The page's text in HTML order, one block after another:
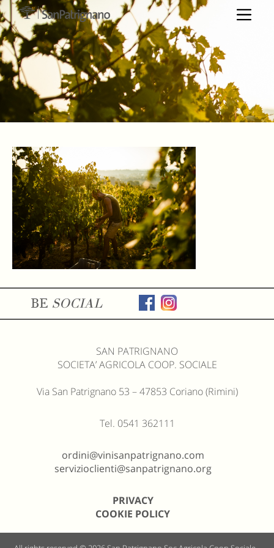
BE SOCIAL
SAN PATRIGNANO
SOCIETA’ AGRICOLA COOP. SOCIALE
Via San Patrignano 53 – 47853 Coriano (Rimini)
Tel. 0541 362111
ordini@vinisanpatrignano.com
servizioclienti@sanpatrignano.org
PRIVACY
COOKIE POLICY